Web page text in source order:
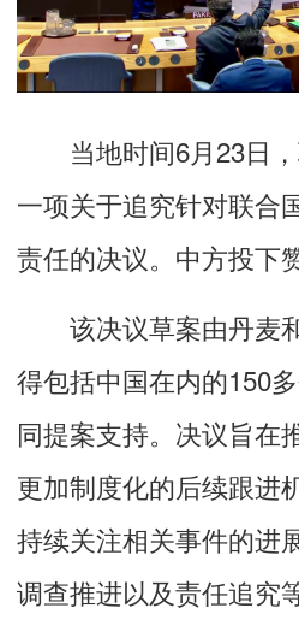
当地时间6月23日，
一项关于追究针对联合
责任的决议。中方投下
该决议草案由丹麦
得包括中国在内的150
同提案支持。决议旨在
更加制度化的后续跟进
持续关注相关事件的进
调查推进以及责任追究